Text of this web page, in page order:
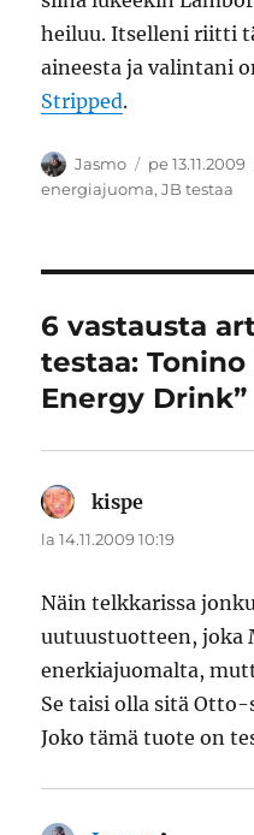
heiluu. Itselleni riitti
aineesta ja valintani
Stripped.
Kirjoittaja
Jasmo Julkaistu
pe 13.11.2009
energiajuoma,JB testaa
6 vastausta
testaa:
Energy Drink”
kispe
la 14.11.2009 10:19
Näin telkkarissa
uutuustuotteen, joka
enerkiajuomalta,
Se taisi olla sitä
Joko tämä tuote on